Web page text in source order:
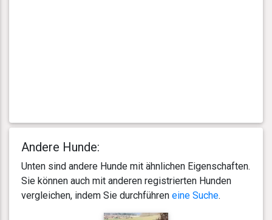
Andere Hunde:
Unten sind andere Hunde mit ähnlichen Eigenschaften.
Sie können auch mit anderen registrierten Hunden
vergleichen, indem Sie durchführen eine Suche.